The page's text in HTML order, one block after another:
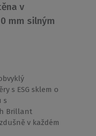
v
mm silným
s ESG sklem o
s
Brillant
v každém